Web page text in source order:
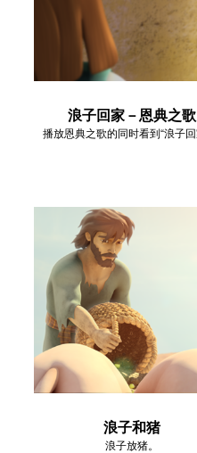
浪子回家－恩典之歌
浪子和猪
浪子放猪。